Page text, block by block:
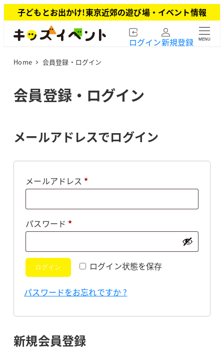
イ
子どもとお出かけ!東京近郊の遊び場・イベント情報
ログイン新規登録 MENU
Home 会員登録・ログイン
会員登録・ログイン
メールアドレスでログイン
メールアドレス *必
パスワード *必
ログイン状態を保存
ログイン
パスワードをお忘れですか ?
新規会員登録